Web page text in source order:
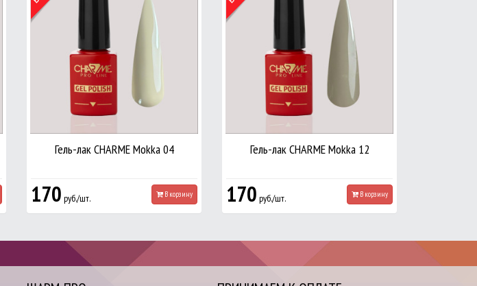
Гель-лак CHARME Mokka 04
170 руб./шт. В корзину
Гель-лак CHARME Mokka 12
170 руб./шт. В корзину